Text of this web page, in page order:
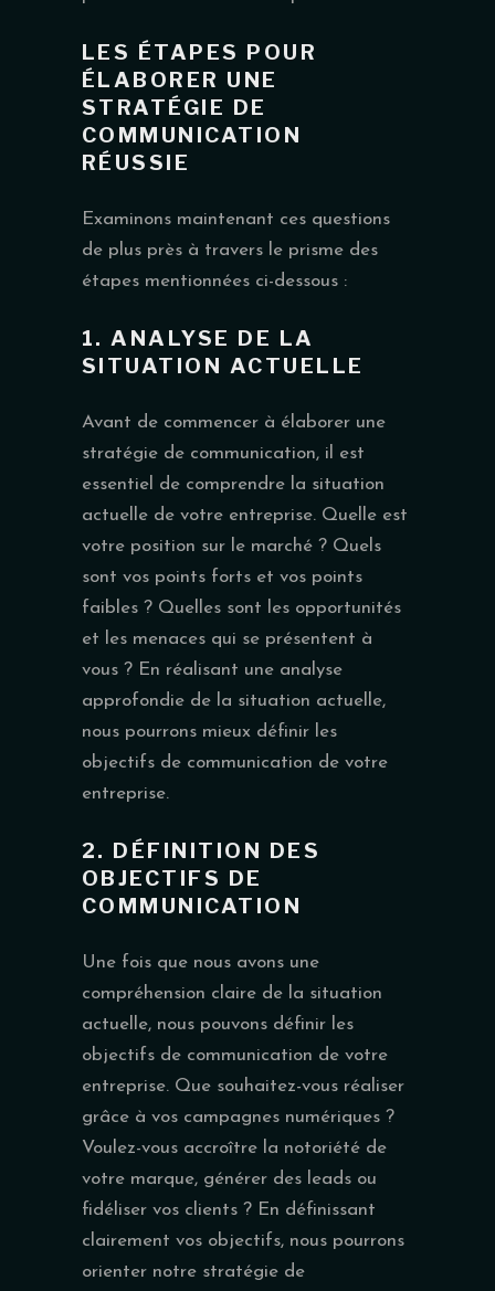
LES ÉTAPES POUR
ÉLABORER UNE
STRATÉGIE DE
COMMUNICATION
RÉUSSIE
Examinons maintenant ces questions
de plus près à travers le prisme des
étapes mentionnées ci-dessous :
1. ANALYSE DE LA
SITUATION ACTUELLE
Avant de commencer à élaborer une
stratégie de communication, il est
essentiel de comprendre la situation
actuelle de votre entreprise. Quelle est
votre position sur le marché ? Quels
sont vos points forts et vos points
faibles ? Quelles sont les opportunités
et les menaces qui se présentent à
vous ? En réalisant une analyse
approfondie de la situation actuelle,
nous pourrons mieux définir les
objectifs de communication de votre
entreprise.
2. DÉFINITION DES
OBJECTIFS DE
COMMUNICATION
Une fois que nous avons une
compréhension claire de la situation
actuelle, nous pouvons définir les
objectifs de communication de votre
entreprise. Que souhaitez-vous réaliser
grâce à vos campagnes numériques ?
Voulez-vous accroître la notoriété de
votre marque, générer des leads ou
fidéliser vos clients ? En définissant
clairement vos objectifs, nous pourrons
orienter notre stratégie de